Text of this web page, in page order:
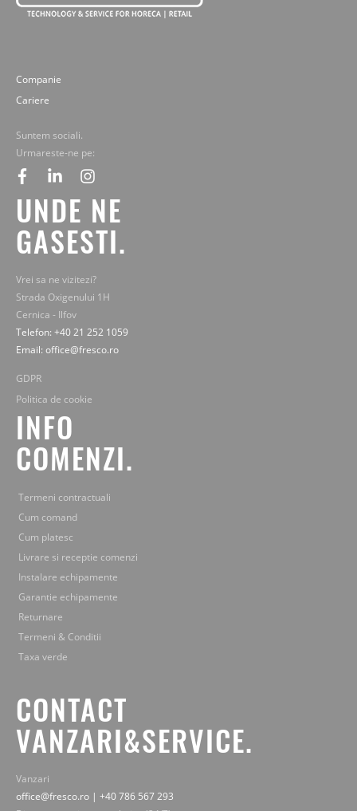
Companie
Cariere
Suntem sociali.
Urmareste-ne pe:
facebook
linkedininstagram
UNDE NE
GASESTI.
Vrei sa ne vizitezi?
Strada Oxigenului 1H
Cernica - Ilfov
Telefon: +40 21 252 1059
Email: office@fresco.ro
GDPR
Politica de cookie
INFO
COMENZI.
Termeni contractuali
Cum comand
Cum platesc
Livrare si receptie comenzi
Instalare echipamente
Garantie echipamente
Returnare
Termeni & Conditii
Taxa verde
CONTACT
VANZARI&SERVICE.
Vanzari
office@fresco.ro | +40 786 567 293